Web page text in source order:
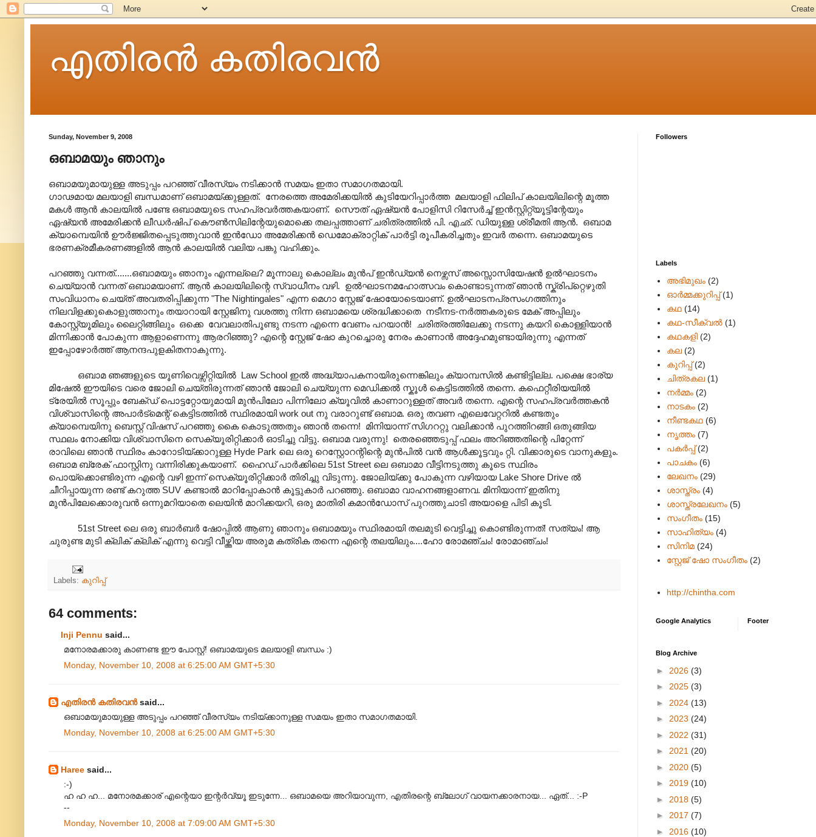
എതിരന്‍ കതിരവന്‍
Sunday, November 9, 2008
ഒബാമയും ഞാനും
ഒബാമയുമായുള്ള അടുപ്പം പറഞ്ഞ് വീരസ്യം നടിക്കാന്‍ സമയം ഇതാ സമാഗതമായി.
ഗാഢമായ മലയാളി ബന്ധമാണ് ഒബാമയ്ക്കുള്ളത്. നേരത്തെ അമേരിക്കയില്‍ കുടിയേറിപ്പാര്‍ത്ത മലയാളി ഫിലിപ് കാലയിലിന്റെ മൂത്ത
മകള്‍ ആന്‍ കാലയില്‍ പണ്ടേ ഒബാമയുടെ സഹപ്രവര്‍ത്തകയാണ്. സൌത് ഏഷ്യന്‍ പോളിസി റിസേര്‍ച്ച് ഇന്‍സ്റ്റിറ്റ്യൂട്ടിന്റേയും
ഏഷ്യന്‍ അമേരിക്കന്‍ ലീഡര്‍ഷിപ് കൌണ്‍സിലിന്റേയുമൊക്കെ തലപ്പത്താണ് ചരിത്രത്തില്‍ പി. എഛ്. ഡിയുള്ള ശ്രീമതി ആന്‍. ഒബാമ
ക്യാമ്പെയിന്‍ ഊര്‍ജ്ജിതപ്പെടുത്തുവാന്‍ ഇന്‍ഡോ അമേരിക്കന്‍ ഡെമോക്രാറ്റിക് പാര്‍ട്ടി രൂപീകരിച്ചതും ഇവര്‍ തന്നെ. ഒബാമയുടെ
ഭരണക്രമീകരണങ്ങളില്‍ ആന്‍ കാലയില്‍ വലിയ പങ്കു വഹിക്കും.
പറഞ്ഞു വന്നത്.......ഒബാമയും ഞാനും എന്നല്ലെ? മൂന്നാലു കൊല്ലം മുന്‍പ് ഇന്‍ഡ്യന്‍ നെഴ്സസ് അസ്സൊസിയേഷന്‍ ഉല്‍ഘാടനം
ചെയ്യാന്‍ വന്നത് ഒബാമയാണ്. ആന്‍ കാലയിലിന്റെ സ്വാധീനം വഴി. ഉല്‍ഘാടനമഹോത്സവം കൊണ്ടാടുന്നത് ഞാന്‍ സ്ക്രിപ്റ്റെഴുതി
സംവിധാനം ചെയ്ത് അവതരിപ്പിക്കുന്ന "The Nightingales" എന്ന മെഗാ സ്റ്റേജ് ഷോയോടെയാണ്. ഉല്‍ഘാടനപ്രസംഗത്തിനും
നിലവിളക്കുകൊളുത്താനും തയാറായി സ്റ്റേജിനു വശത്തു നിന്ന ഒബാമയെ ശ്രദ്ധിക്കാതെ നടീനട-നര്‍ത്തകരുടെ മേക് അപ്പിലും
കോസ്റ്റ്യൂമിലും ലൈറ്റിങ്ങിലും ഒക്കെ വേവലാതിപൂണ്ടു നടന്ന എന്നെ വേണം പറയാന്‍! ചരിത്രത്തിലേക്കു നടന്നു കയറി കൊള്ളിയാന്‍
മിന്നിക്കാന്‍ പോകുന്ന ആളാണെന്നു ആരറിഞ്ഞു? എന്റെ സ്റ്റേജ് ഷോ കുറച്ചൊരു നേരം കാണാന്‍ അദ്ദേഹമുണ്ടായിരുന്നു എന്നത്
ഇപ്പോഴോര്‍ത്ത് ആനന്ദപുളകിതനാകുന്നു.
ഒബാമ ഞങ്ങളുടെ യൂണിവെഴ്സിറ്റിയില്‍ Law School ഇല്‍ അദ്ധ്യാപകനായിരുന്നെങ്കിലും ക്യാമ്പസില്‍ കണ്ടിട്ടില്ല. പക്ഷെ ഭാര്യ
മിഷേല്‍ ഈയിടെ വരെ ജോലി ചെയ്തിരുന്നത് ഞാന്‍ ജോലി ചെയ്യുന്ന മെഡിക്കല്‍ സ്കൂള്‍ കെട്ടിടത്തില്‍ തന്നെ. കഫെറ്റീരിയയില്‍
ട്രേയില്‍ സൂപ്പും ബേക്ഡ് പൊട്ടറ്റോയുമായി മുന്‍പിലോ പിന്നിലോ ക്യൂവില്‍ കാണാറുള്ളത് അവര്‍ തന്നെ. എന്റെ സഹപ്രവര്‍ത്തകന്‍
വിശ്വാസിന്റെ അപാര്‍ട്മെന്റ് കെട്ടിടത്തില്‍ സ്ഥിരമായി work out നു വരാറുണ്ട് ഒബാമ. ഒരു തവണ എലെവേറ്ററില്‍‍ കണ്ടതും
ക്യാമ്പെയിനു ബെസ്റ്റ് വിഷസ് പറഞ്ഞു കൈ കൊടുത്തതും ഞാന്‍ തന്നെ! മിനിയാന്ന് സിഗററ്റു വലിക്കാന്‍ പുറത്തിറങ്ങി ഒതുങ്ങിയ
സ്ഥലം നോക്കിയ വിശ്വാസിനെ സെക്യൂരിറ്റിക്കാര്‍ ഓടിച്ചു വിട്ടു. ഒബാമ വരുന്നു! തെരഞ്ഞെടുപ്പ് ഫലം അറിഞ്ഞതിന്റെ പിറ്റേന്ന്
രാവിലെ ഞാന്‍ സ്ഥിരം കാറോടിയ്ക്കാറുള്ള Hyde Park ലെ ഒരു റെസ്റ്റോറന്റിന്റെ മുന്‍പില്‍ വന്‍ ആള്‍ക്കൂട്ടവും റ്റി. വിക്കാരുടെ വാനുകളും.
ഒബാമ ബ്രേക് ഫാസ്റ്റിനു വന്നിരിക്കുകയാണ്. ഹൈഡ് പാര്‍ക്കിലെ 51st Street ലെ ഒബാമാ വീട്ടിനടുത്തു കൂടെ സ്ഥിരം
പൊയ്ക്കൊണ്ടിരുന്ന എന്റെ വഴി ഇന്ന് സെക്യൂരിറ്റിക്കാര്‍ തിരിച്ചു വിടുന്നു. ജോലിയ്ക്കു പോകുന്ന വഴിയായ Lake Shore Drive ല്‍
ചീറിപ്പായുന്ന രണ്ട് കറുത്ത SUV കണ്ടാല്‍ മാറിപ്പോകാന്‍ കൂട്ടുകാര്‍ പറഞ്ഞു. ഒബാമാ വാഹനങ്ങളാണവ. മിനിയാന്ന് ഇതിനു
മുന്‍പിലേക്കൊരുവന്‍ ഒന്നുമറിയാതെ ലെയിന്‍ മാറിക്കയറി, ഒരു മാതിരി കമാന്‍ഡോസ് പുറത്തുചാടി അയാളെ പിടി കൂടി.
51st Street ലെ ഒരു ബാര്‍ബര്‍ ഷോപ്പില്‍ ആണു ഞാനും ഒബാമയും സ്ഥിരമായി തലമുടി വെട്ടിച്ചു കൊണ്ടിരുന്നത്! സത്യം! ആ
ചുരുണ്ട മുടി ക്ലിക് ക്ലിക് എന്നു വെട്ടി വീഴ്ത്തിയ അരുമ കത്രിക തന്നെ എന്റെ തലയിലും....ഹോ രോമഞ്ചം! രോമാഞ്ചം!
Labels: കുറിപ്പ്
64 comments:
Inji Pennu said...
മനോരമക്കാരു കാണണ്ട ഈ പോസ്റ്റ്! ഒബാമയുടെ മലയാളി ബന്ധം :)
Monday, November 10, 2008 at 6:25:00 AM GMT+5:30
എതിരന്‍ കതിരവന്‍said...
ഒബാമയുമായുള്ള അടുപ്പം പറഞ്ഞ് വീരസ്യം നടിയ്ക്കാനുള്ള സമയം ഇതാ സമാഗതമായി.
Monday, November 10, 2008 at 6:25:00 AM GMT+5:30
Haree said...
:-)
ഹ ഹ ഹ... മനോരമക്കാര് എന്റെയാ ഇന്റര്‍വ്യൂ ഇടുന്നേ... ഒബാമയെ അറിയാവുന്ന, എതിരന്റെ ബ്ലോഗ് വായനക്കാരനായ... ഏത്... :-P
--
Monday, November 10, 2008 at 7:09:00 AM GMT+5:30
Followers
Labels
അഭിമുഖം (2)
ഓർമ്മക്കുറിപ്പ് (1)
കഥ (14)
കഥ-സീക്വല്‍ (1)
കഥകളി (2)
കല (2)
കുറിപ്പ് (2)
ചിത്രകല (1)
നർമ്മം (2)
നാടകം (2)
നീണ്ടകഥ (6)
നൃത്തം (7)
പകര്‍പ്പ് (2)
പാചകം (6)
ലേഖനം (29)
ശാസ്ത്രം (4)
ശാസ്ത്രലേഖനം (5)
സംഗീതം (15)
സാഹിത്യം (4)
സിനിമ (24)
സ്റ്റേജ് ഷോ സംഗീതം (2)
http://chintha.com
Google Analytics Footer
Blog Archive
► 2026 (3)
► 2025 (3)
► 2024 (13)
► 2023 (24)
► 2022 (31)
► 2021 (20)
► 2020 (5)
► 2019 (10)
► 2018 (5)
► 2017 (7)
► 2016 (10)